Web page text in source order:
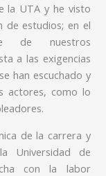
la UTA y he visto
de estudios; en el
de nuestros
a las exigencias
han escuchado y
actores, como lo
de la carrera y
Universidad de
con la labor